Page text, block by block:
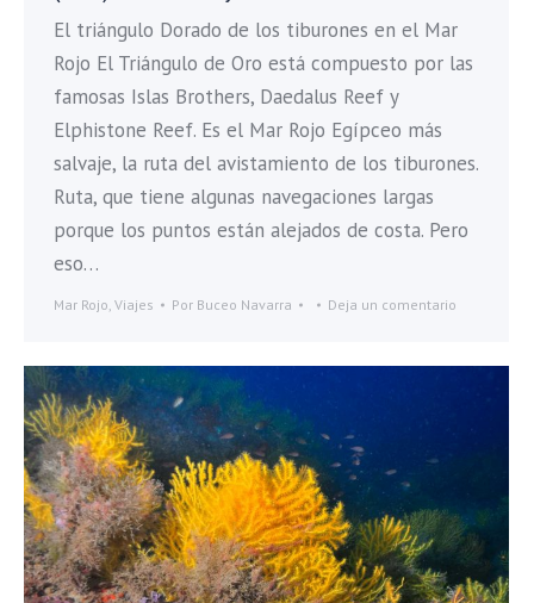
El triángulo Dorado de los tiburones en el Mar
Rojo El Triángulo de Oro está compuesto por las
famosas Islas Brothers, Daedalus Reef y
Elphistone Reef. Es el Mar Rojo Egípceo más
salvaje, la ruta del avistamiento de los tiburones.
Ruta, que tiene algunas navegaciones largas
porque los puntos están alejados de costa. Pero
eso…
Mar Rojo, Viajes Por Buceo Navarra Deja un comentario